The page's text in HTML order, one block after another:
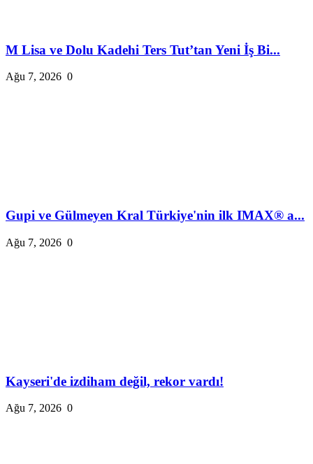
M Lisa ve Dolu Kadehi Ters Tut’tan Yeni İş Bi...
Ağu 7, 2026 0
Gupi ve Gülmeyen Kral Türkiye'nin ilk IMAX® a...
Ağu 7, 2026 0
Kayseri'de izdiham değil, rekor vardı!
Ağu 7, 2026 0